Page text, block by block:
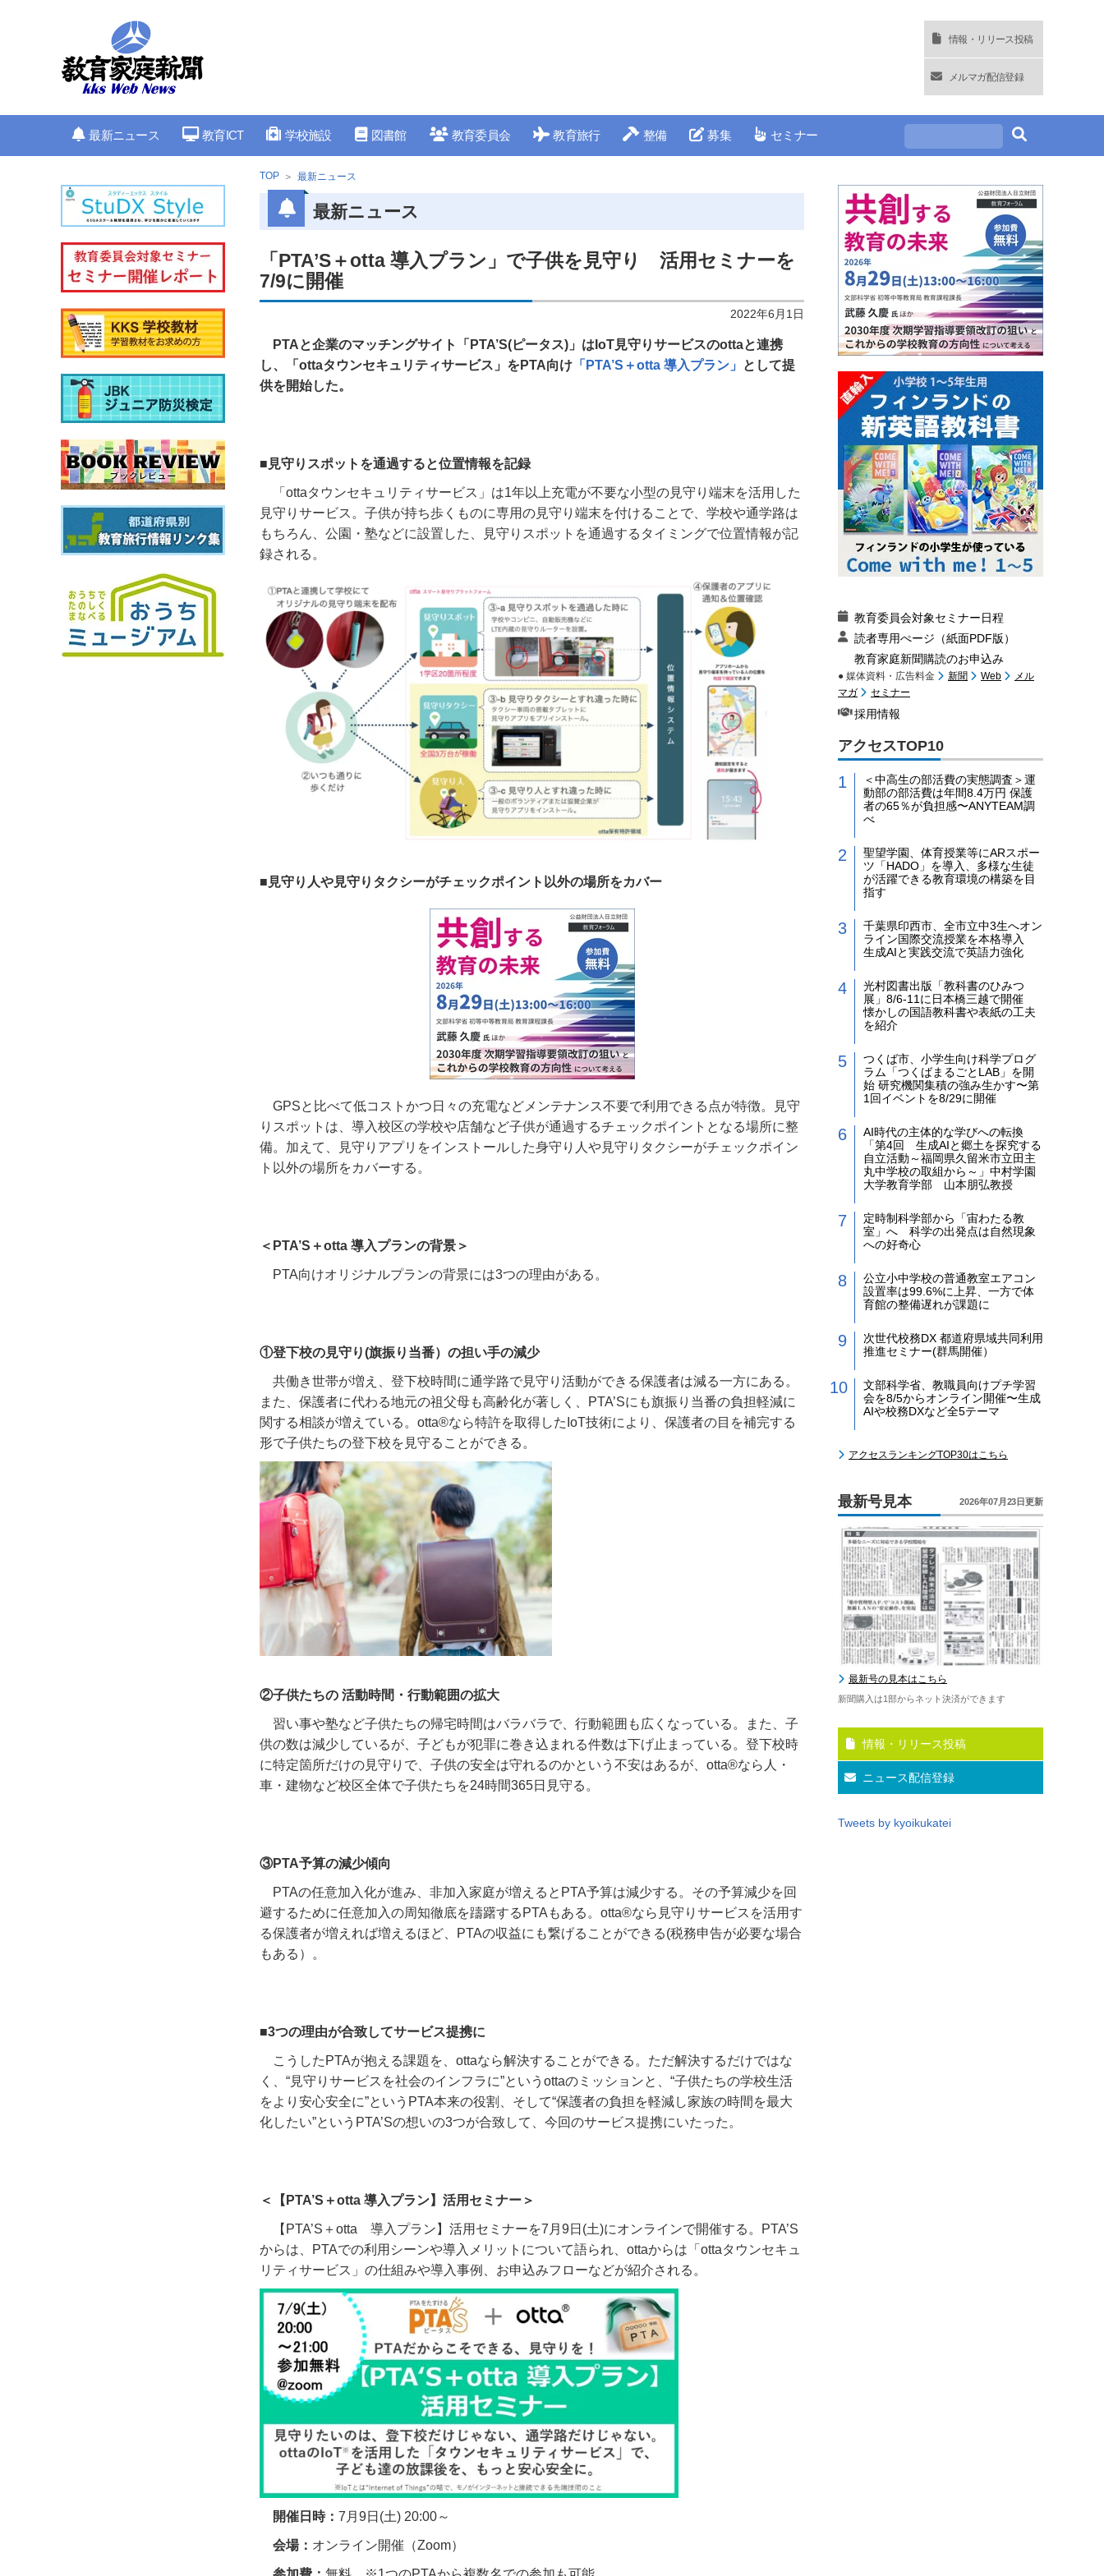
情報・リリース投稿
メルマガ配信登録
最新ニュース 教育ICT 学校施設 図書館 教育委員会 教育旅行 整備 募集 セミナー
TOP 最新ニュース
最新ニュース
「PTA’S＋otta 導入プラン」で子供を見守り 活用セミナーを
7/9に開催
2022年6月1日
PTAと企業のマッチングサイト「PTA’S(ピータス)」はIoT見守りサービスのottaと連携
し、「ottaタウンセキュリティサービス」をPTA向け 「PTA’S＋otta 導入プラン」 として提
供を開始した。
■見守りスポットを通過すると位置情報を記録
「 ottaタウンセキュリティサービス」は1年以上充電が不要な小型の見守り端末を活用した
見守りサービス。子供が持ち歩くものに専用の見守り端末を付けることで、学校や通学路は
もちろん、公園・塾などに設置した、見守りスポットを通過するタイミングで位置情報が記
録される。
■見守り人や見守りタクシーがチェックポイント以外の場所をカバー
GPSと比べて低コストかつ日々の充電などメンテナンス不要で利用できる点が特徴。見守
りスポットは、導入校区の学校や店舗など子供が通過するチェックポイントとなる場所に整
備。加えて、見守りアプリをインストールした身守り人や見守りタクシーがチェックポイン
ト以外の場所をカバーする。
＜PTA’S＋otta 導入プランの背景＞
PTA向けオリジナルプランの背景には3つの理由がある。
①登下校の見守り(旗振り当番）の担い手の減少
共働き世帯が増え、登下校時間に通学路で見守り活動ができる保護者は減る一方にある。
また、保護者に代わる地元の祖父母も高齢化が著しく、
PTA’Sにも旗振り当番の負担軽減に
関する相談が増えている。 otta®なら特許を取得した IoT技術により、保護者の目を補完する
形で子供たちの登下校を見守ることができる。
②子供たちの 活動時間・行動範囲の拡大
習い事や塾など子供たちの帰宅時間はバラバラで、行動範囲も広くなっている。また、子
供の数は減少しているが、子どもが犯罪に巻き込まれる件数は下げ止まっている。登下校時
に特定箇所だけの見守りで、子供の安全は守れるのかという不安はあるが、 otta®なら人・
車・建物など校区全体で子供たちを24時間365日見守る。
③PTA予算の減少傾向
PTAの任意加入化が進み、非加入家庭が増えると PTA予算は減少する。その予算減少を回
避するために任意加入の周知徹底を躊躇する PTA もある。 otta®なら見守りサービスを活用す
る保護者が増えれば増えるほど、
PTAの収益にも繋げることができる(税務申告が必要な場合
もある）。
■3つの理由が合致してサービス提携に
こうした PTAが抱える課題を、 ottaなら解決することができる。ただ解決するだけではな
く、 “見守りサービスを社会のインフラに”という ottaのミッションと、 “子供たちの学校生活
をより安心安全に”という PTA本来の役割、そして“保護者の負担を軽減し家族の時間を最大
化したい”という PTA’Sの想いの3つが合致して、今回のサービス提携にいたった。
＜【PTA’S＋otta 導入プラン】活用セミナー＞
【 PTA’S ＋otta 導入プラン】活用セミナーを7 月 9日 (土)にオンラインで開催する。
PTA’S
からは、
PTAでの利用シーンや導入メリットについて語られ、 ottaからは「 ottaタウンセキュ
リティサービス」の仕組みや導入事例、お申込みフローなどが紹介される。
開催日時： 7 月 9日 (土) 20:00～
会場： オンライン開催（Zoom）
教育委員会対象セミナー日程
読者専用ぺージ（紙面PDF版）
教育家庭新聞購読のお申込み
● 媒体資料・広告料金 新聞 Web
メル
マガ
セミナー
採用情報
アクセスTOP10
＜中高生の部活費の実態調査＞運
動部の部活費は年間8.4万円 保護
者の65％が負担感〜ANYTEAM調
べ
聖望学園、体育授業等にARスポー
ツ「HADO」を導入、多様な生徒
が活躍できる教育環境の構築を目
指す
千葉県印西市、全市立中3生へオン
ライン国際交流授業を本格導入
生成AIと実践交流で英語力強化
光村図書出版「教科書のひみつ
展」8/6-11に日本橋三越で開催
懐かしの国語教科書や表紙の工夫
を紹介
つくば市、小学生向け科学プログ
ラム「つくばまるごとLAB」を開
始 研究機関集積の強み生かす〜第
1回イベントを8/29に開催
AI時代の主体的な学びへの転換
「第4回 生成AIと郷土を探究する
自立活動～福岡県久留米市立田主
丸中学校の取組から～」中村学園
大学教育学部 山本朋弘教授
定時制科学部から「宙わたる教
室」へ 科学の出発点は自然現象
への好奇心
公立小中学校の普通教室エアコン
設置率は99.6%に上昇、一方で体
育館の整備遅れが課題に
次世代校務DX 都道府県域共同利用
推進セミナー(群馬開催）
文部科学省、教職員向けプチ学習
会を8/5からオンライン開催〜生成
AIや校務DXなど全5テーマ
アクセスランキングTOP30はこちら
最新号見本 2026年07月23日更新
最新号の見本はこちら
新聞購入は1部からネット決済ができます
情報・リリース投稿
ニュース配信登録
Tweets by kyoikukatei